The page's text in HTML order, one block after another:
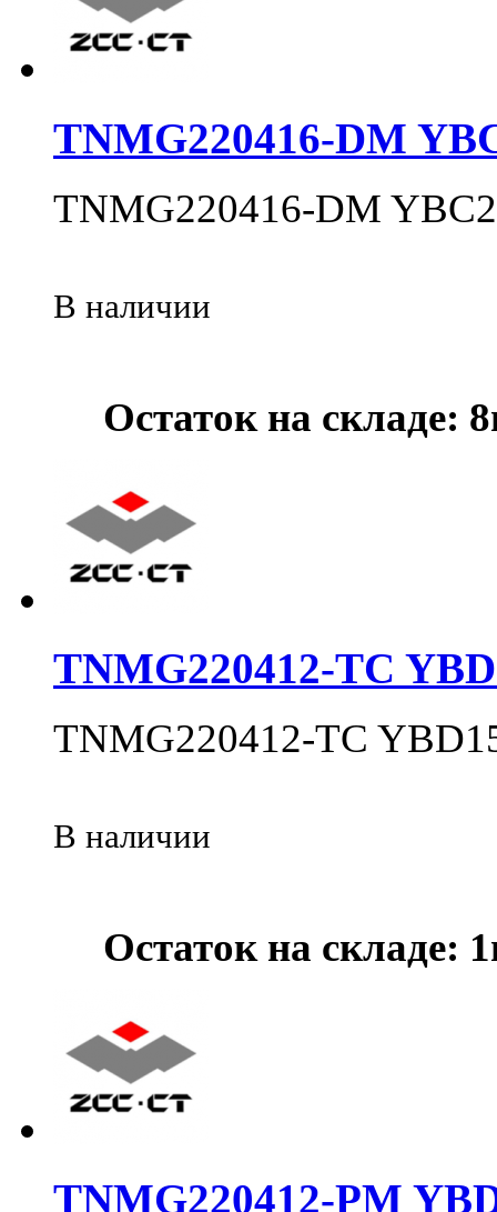
TNMG220416-DM
TNMG220416-DM
В наличии
Остаток на складе:
TNMG220412-TC
TNMG220412-TC
В наличии
Остаток на складе:
TNMG220412-PM